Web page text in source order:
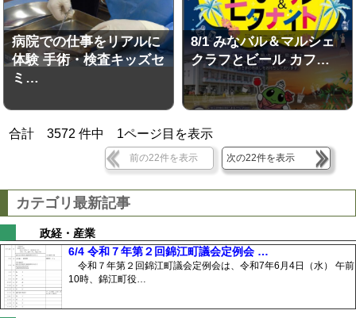
病院での仕事をリアルに
体験 手術・検査キッズセ
ミ…
8/1 みなバル＆マルシェ
クラフとビール カフ…
合計3572 件中 1ページ目を表示
前の22件を表示 次の22件を表示
カテゴリ最新記事
政経・産業
6/4 令和７年第２回錦江町議会定例会 …
令和７年第２回錦江町議会定例会は、令和7年6月4日（水） 午前
10時、錦江町役…